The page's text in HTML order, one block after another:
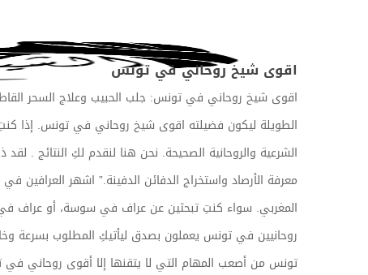
اقوى شيخ روحاني في تونس
اقوى شيخ روحاني في تونس: جلب الحبيب وعلاج السحر
الطويلة ليكون فضيلته اقوى شيخ روحاني في تونس. إذا كنتِ
الشرعية والروحانية الصحيحة. نحن هنا لنقدم لكِ النتائج
معرفة الأرصاد واستخراج الدفائن الدفينة.” اشهر
المغربي. سواء كنتِ تبحثين عن عراف في سوسة، أو عراف
روحانيين في تونس يعملون بصدق ليأتيكِ المطلوب بسرعة
تونس من أصعب المهام التي لا يتقنها إلا أقوى